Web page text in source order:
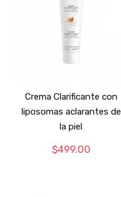
Crema Clarificante con
liposomas aclarantes de
la piel
$499.00